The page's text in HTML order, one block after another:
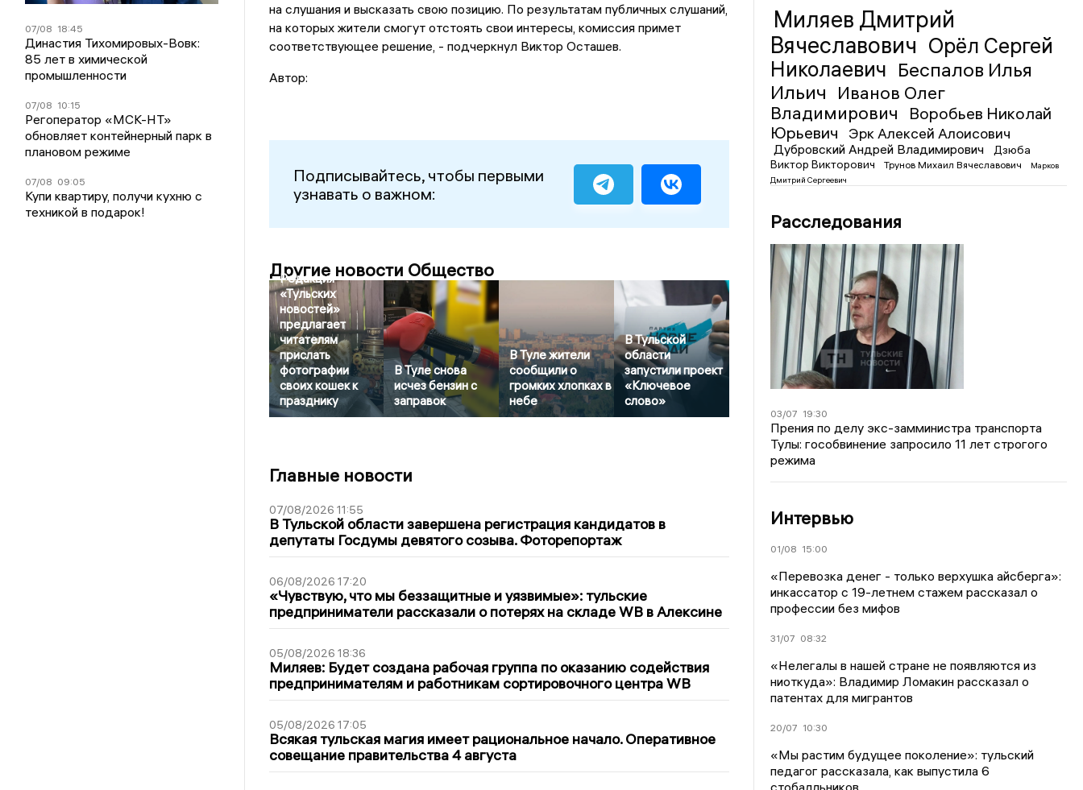
07/08 18:45
Династия Тихомировых-Вовк:
85 лет в химической
промышленности
07/08 10:15
Регоператор «МСК-НТ»
обновляет контейнерный парк в
плановом режиме
07/08 09:05
Купи квартиру, получи кухню с
техникой в подарок!
на слушания и высказать свою позицию. По результатам публичных слушаний,
на которых жители смогут отстоять свои интересы, комиссия примет
соответствующее решение, - подчеркнул Виктор Осташев.
Автор:
Подписывайтесь, чтобы первыми
узнавать о важном:
Другие новости Общество
Редакция
«Тульских
новостей»
предлагает
читателям
прислать
фотографии
своих кошек к
празднику
В Туле снова
исчез бензин с
заправок
В Туле жители
сообщили о
громких хлопках в
небе
В Тульской
области
запустили проект
«Ключевое
слово»
Главные новости
07/08/2026 11:55
В Тульской области завершена регистрация кандидатов в
депутаты Госдумы девятого созыва. Фоторепортаж
06/08/2026 17:20
«Чувствую, что мы беззащитные и уязвимые»: тульские
предприниматели рассказали о потерях на складе WB в Алексине
05/08/2026 18:36
Миляев: Будет создана рабочая группа по оказанию содействия
предпринимателям и работникам сортировочного центра WB
05/08/2026 17:05
Всякая тульская магия имеет рациональное начало. Оперативное
совещание правительства 4 августа
Миляев Дмитрий
Вячеславович Орёл Сергей
Николаевич Беспалов Илья
Ильич
Иванов Олег
Владимирович
Воробьев Николай
Юрьевич
Эрк Алексей Алоисович
Дубровский Андрей Владимирович
Дзюба
Виктор Викторович
Трунов Михаил Вячеславович
Марков
Дмитрий Сергеевич
Расследования
03/07 19:30
Прения по делу экс-замминистра транспорта
Тулы: гособвинение запросило 11 лет строгого
режима
Интервью
01/08 15:00
«Перевозка денег - только верхушка айсберга»:
инкассатор с 19-летнем стажем рассказал о
профессии без мифов
31/07 08:32
«Нелегалы в нашей стране не появляются из
ниоткуда»: Владимир Ломакин рассказал о
патентах для мигрантов
20/07 10:30
«Мы растим будущее поколение»: тульский
педагог рассказала, как выпустила 6
стобалльников